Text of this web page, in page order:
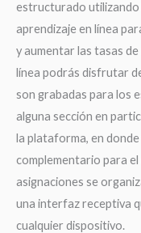
estructurado utilizando
aprendizaje en línea
y aumentar las tasas
línea podrás disfrutar
son grabadas para los
alguna sección en
la plataforma, en
complementario para
asignaciones se
una interfaz receptiva
cualquier dispositivo.